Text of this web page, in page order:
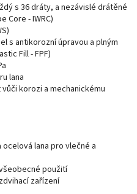
s 36 dráty, a nezávislé drátěné
Core - IWRC)
s antikorozní úpravou a plným
Fill - FPF)
lana
korozi a mechanickému
lana pro vlečné a
použití
zařízení